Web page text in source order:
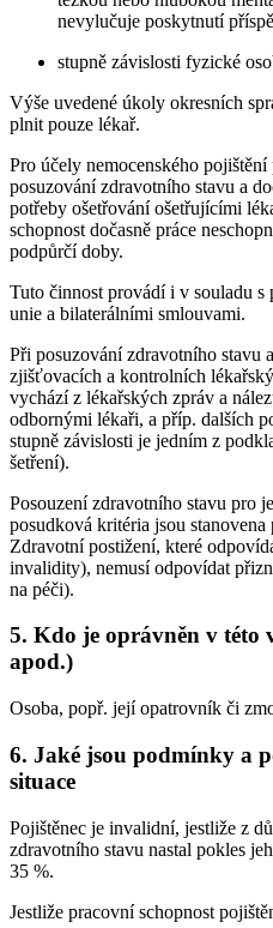
nevylučuje poskytnutí
stupně závislosti fyzické
Výše uvedené úkoly okresních
plnit pouze lékař.
Pro účely nemocenského
posuzování zdravotního stavu a
potřeby ošetřování ošetřujícími
schopnost dočasně práce
podpůrčí doby.
Tuto činnost provádí i v souladu
unie a bilaterálními smlouvami.
Při posuzování zdravotního stavu
zjišťovacích a kontrolních
vychází z lékařských zpráv a
odbornými lékaři, a příp. dalších
stupně závislosti je jedním z
šetření).
Posouzení zdravotního stavu pro
posudková kritéria jsou
Zdravotní postižení, které
invalidity), nemusí odpovídat
na péči).
5. Kdo je oprávněn v této
apod.)
Osoba, popř. její opatrovník či
6. Jaké jsou podmínky a
situace
Pojištěnec je invalidní, jestliže z
zdravotního stavu nastal pokles
35 %.
Jestliže pracovní schopnost